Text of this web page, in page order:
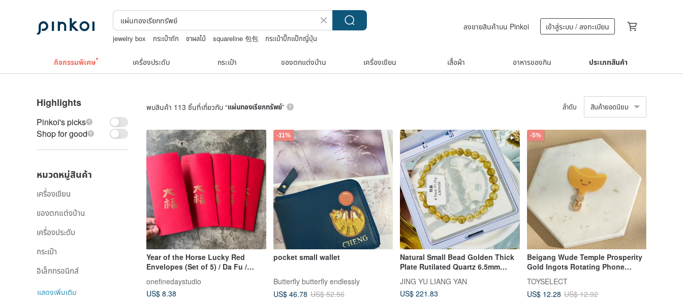
jewelry box กระเป๋าถัก ชาผลไม้ squareline 包包
กระเป๋าปิ๊กแป๊กญี่ปุ่น
ลงขายสินค้าบน Pinkoi เข้าสู่ระบบ / ลงทะเบียน
กิจกรรมพิเศษ เครื่องประดับ กระเป๋า ของตกแต่งบ้าน เครื่องเขียน เสื้อผ้า อาหารของกิน ประเภทสินค้า
Highlights
Pinkoi's picks
Shop for good
หมวดหมู่สินค้า
เครื่องเขียน
ของตกแต่งบ้าน
เครื่องประดับ
กระเป๋า
อิเล็กทรอนิกส์
แสดงเพิ่มเติม
พบสินค้า 113 ชิ้นที่เกี่ยวกับ “แผ่นทองเรียกทรัพย์” ลำดับ สินค้ายอดนิยม
Year of the Horse Lucky Red
Envelopes (Set of 5) / Da Fu /
onefinedaystudio
US$ 8.38
-11%
pocket small wallet
Butterfly butterfly endlessly
US$ 46.78 US$ 52.56
Natural Small Bead Golden Thick
Plate Rutilated Quartz 6.5mm
off Evil, Primarily Attracts Wealth,
Boosts Yang Energy
JING YU LIANG YAN
US$ 221.83
-5%
Beigang Wude Temple Prosperity
Gold Ingots Rotating Phone
TOYSELECT
US$ 12.28 US$ 12.92